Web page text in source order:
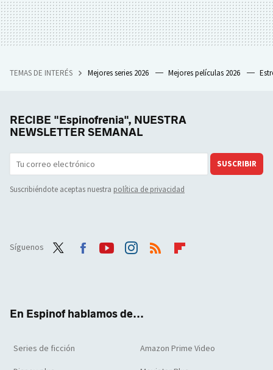
TEMAS DE INTERÉS Mejores series 2026 Mejores películas 2026
RECIBE "Espinofrenia", NUESTRA
NEWSLETTER SEMANAL
SUSCRIBIR
Suscribiéndote aceptas nuestra política de privacidad
Síguenos
En Espinof hablamos de...
Series de ficción Amazon Prime Video